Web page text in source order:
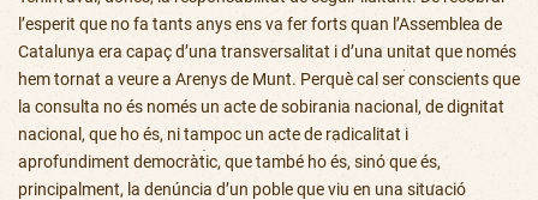
l’esperit que no fa tants anys ens va fer forts quan l’Assemblea de
Catalunya era capaç d’una transversalitat i d’una unitat que només
hem tornat a veure a Arenys de Munt. Perquè cal ser conscients que
la consulta no és només un acte de sobirania nacional, de dignitat
nacional, que ho és, ni tampoc un acte de radicalitat i
aprofundiment democràtic, que també ho és, sinó que és,
principalment, la denúncia d’un poble que viu en una situació